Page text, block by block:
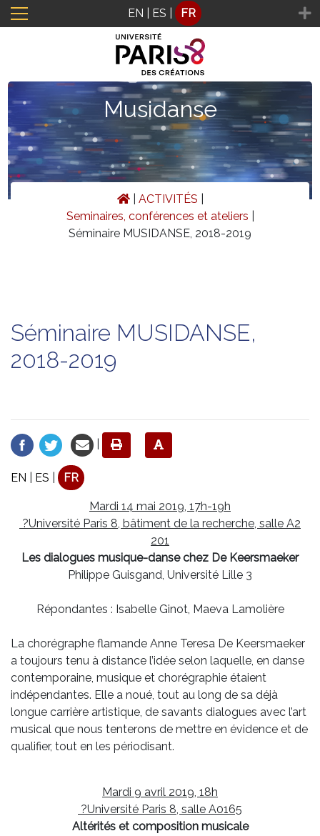
Panneau de gestion des cookies
EN ES FR
Musidanse
ACTIVITÉS
Seminaires, conférences et ateliers
Séminaire MUSIDANSE, 2018-2019
Séminaire MUSIDANSE,
2018-2019
EN ES FR
Mardi 14 mai 2019, 17h-19h
?Université Paris 8, bâtiment de la recherche, salle A2
201
Les dialogues musique-danse chez De Keersmaeker
Philippe Guisgand, Université Lille 3
Répondantes : Isabelle Ginot, Maeva Lamolière
La chorégraphe flamande Anne Teresa De Keersmaeker
a toujours tenu à distance l’idée selon laquelle, en danse
contemporaine, musique et chorégraphie étaient
indépendantes. Elle a noué, tout au long de sa déjà
longue carrière artistique, de savants dialogues avec l’art
musical que nous tenterons de mettre en évidence et de
qualifier, tout en les périodisant.
Mardi 9 avril 2019, 18h
?Université Paris 8, salle A0165
Altérités et composition musicale